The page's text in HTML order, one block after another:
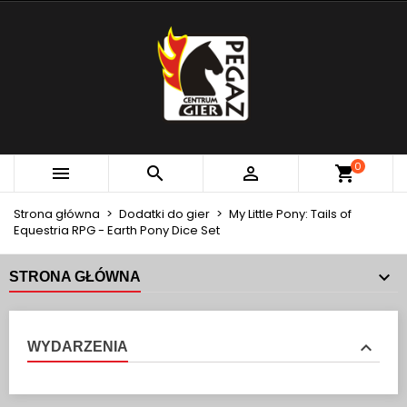
   0
Strona główna Dodatki do gier
My Little Pony: Tails of
Equestria RPG - Earth Pony Dice Set
STRONA GŁÓWNA
WYDARZENIA
MOJE LISTY ŻYCZEŃ
Utwórz nową listę
UTWÓRZ LISTĘ ŻYCZEŃ
Utwórz listę życzeń
ZALOGUJ SIĘ
MUSISZ BYĆ ZALOGOWANY BY ZAPISAĆ PRODUKTY
NA SWOJEJ LIŚCIE ŻYCZEŃ.
Anuluj Zaloguj się